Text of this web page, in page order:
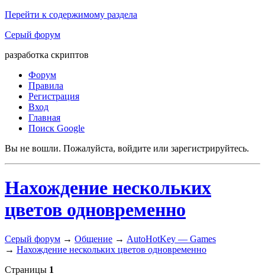
Перейти к содержимому раздела
Серый форум
разработка скриптов
Форум
Правила
Регистрация
Вход
Главная
Поиск Google
Вы не вошли. Пожалуйста, войдите или зарегистрируйтесь.
Нахождение нескольких
цветов одновременно
Серый форум → Общение → AutoHotKey — Games
→ Нахождение нескольких цветов одновременно
Страницы 1